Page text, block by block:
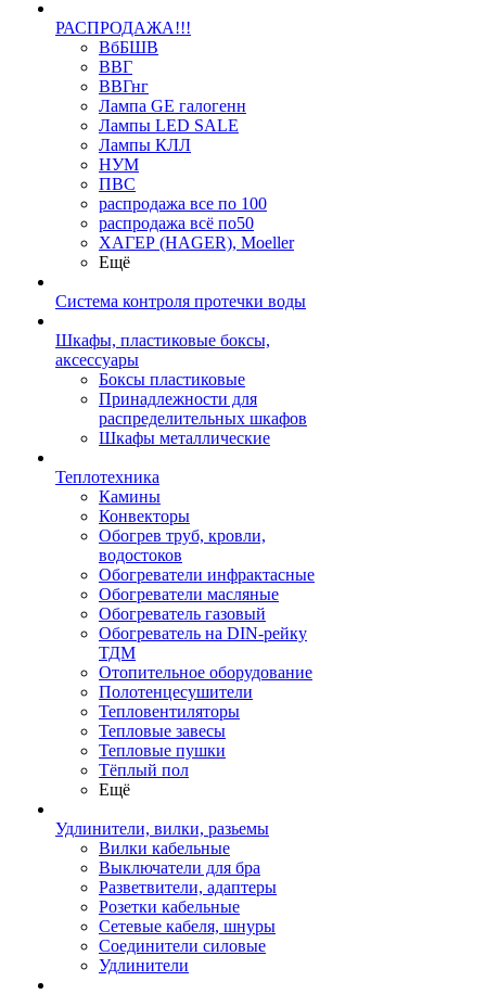
РАСПРОДАЖА!!!
ВбБШВ
ВВГ
ВВГнг
Лампа GE галогенн
Лампы LED SALE
Лампы КЛЛ
НУМ
ПВС
распродажа все по 100
распродажа всё по50
ХАГЕР (HAGER), Moeller
Ещё
Система контроля протечки воды
Шкафы, пластиковые боксы,
аксессуары
Боксы пластиковые
Принадлежности для
распределительных шкафов
Шкафы металлические
Теплотехника
Камины
Конвекторы
Обогрев труб, кровли,
водостоков
Обогреватели инфрактасные
Обогреватели масляные
Обогреватель газовый
Обогреватель на DIN-рейку
ТДМ
Отопительное оборудование
Полотенцесушители
Тепловентиляторы
Тепловые завесы
Тепловые пушки
Тёплый пол
Ещё
Удлинители, вилки, разьемы
Вилки кабельные
Выключатели для бра
Разветвители, адаптеры
Розетки кабельные
Сетевые кабеля, шнуры
Соединители силовые
Удлинители